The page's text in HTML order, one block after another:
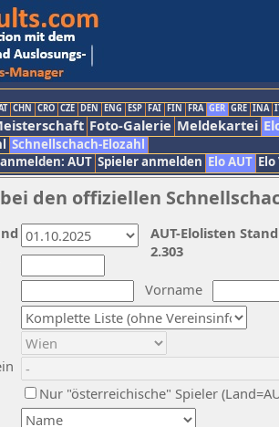
CHN CRO CZE DEN ENG ESP FAI FIN FRA GER GRE INA
Foto-Galerie Meldekartei
Schnellschach-Elozahl
AUT Spieler anmelden Elo AUT
den offiziellen
Vorname
Nur "österreichische" Spieler
AUT-Elolisten
2.303